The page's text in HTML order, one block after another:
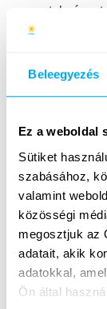
Beleegyezés
Ez a weboldal
Sütiket
szabásához,
valamint
közösségi
megosztjuk az
adatait, akik
adatokkal,
Ön által
sportok és
fejetlenség
nem
Szerdán
Park.
mindez egy
Fesztiválját,
Csütörtökön
Cluedo
gyorsnak
helyesen